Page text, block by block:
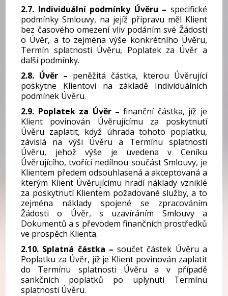
2.7. Individuální podmínky Úvěru – specifické
podmínky Smlouvy, na jejíž přípravu měl Klient
bez časového omezení vliv podáním své Žádosti
o Úvěr, a to zejména výše konkrétního Úvěru,
Termín splatnosti Úvěru, Poplatek za Úvěr a
další podmínky.
2.8. Úvěr – peněžitá částka, kterou Úvěrující
poskytne Klientovi na základě Individuálních
podmínek Úvěru.
2.9. Poplatek za Úvěr –finanční částka, jíž je
Klient povinován Úvěrujícímu za poskytnutí
Úvěru zaplatit, když úhrada tohoto poplatku,
závislá na výši Úvěru a Termínu splatnosti
Úvěru, jehož výše je uvedena v Ceníku
Úvěrujícího, tvořící nedílnou součást Smlouvy, je
Klientem předem odsouhlasená a akceptovaná a
kterým Klient Úvěrujícímu hradí náklady vzniklé
za poskytnutí Klientem požadované služby, a to
zejména náklady spojené se zpracováním
Žádosti o Úvěr, s uzavíráním Smlouvy a
Dokumentů a s převodem finančních prostředků
ve prospěch Klienta.
2.10. Splatná částka –součet částek Úvěru a
Poplatku za Úvěr, jíž je Klient povinován zaplatit
do Termínu splatnosti Úvěru a v případě
sankčních poplatků po uplynutí Termínu
splatnosti Úvěru.